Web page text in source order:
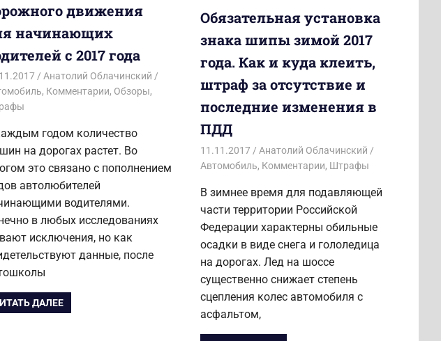
движения
начинающих
с 2017 года
Анатолий Облачинский
, Комментарии, Обзоры,
годом количество
на дорогах растет. Во
это связано с пополнением
автолюбителей
водителями.
в любых исследованиях
исключения, но как
данные, после
ДАЛЕЕ
Обязательная установка
знака шипы зимой 2017
года. Как и куда клеить,
штраф за отсутствие и
последние изменения в
ПДД
11.11.2017
Анатолий Облачинский
Автомобиль, Комментарии, Штрафы
В зимнее время для подавляющей
части территории Российской
Федерации характерны обильные
осадки в виде снега и гололедица
на дорогах. Лед на шоссе
существенно снижает степень
сцепления колес автомобиля с
асфальтом,